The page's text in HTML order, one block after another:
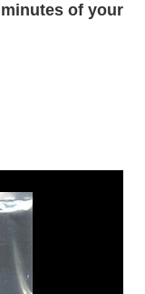
of your